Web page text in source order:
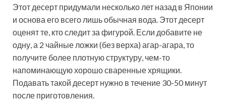
Этот десерт придумали несколько лет назад в Японии
и основа его всего лишь обычная вода. Этот десерт
оценят те, кто следит за фигурой. Если добавите не
одну, а 2 чайные ложки (без верха) агар-агара, то
получите более плотную структуру, чем-то
напоминающую хорошо сваренные хрящики.
Подавать такой десерт нужно в течение 30-50 минут
после приготовления.